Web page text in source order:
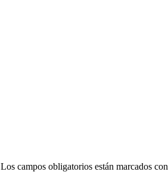
Los campos obligatorios están marcados con